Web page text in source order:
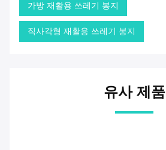
가방 재활용 쓰레기 봉지
직사각형 재활용 쓰레기 봉지
유사 제품